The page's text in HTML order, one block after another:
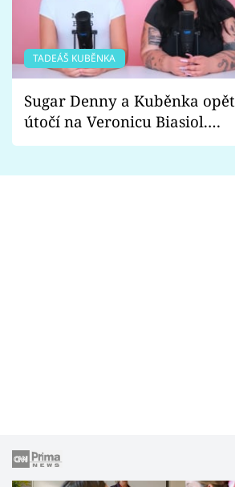
TADEÁŠ KUBĚNKA
Sugar Denny a Kuběnka opět
útočí na Veronicu Biasiol.
Proč je podle nich falešná a